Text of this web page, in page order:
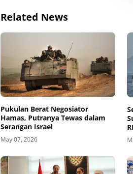
Related News
Pukulan Berat Negosiator
Hamas, Putranya Tewas dalam
Serangan Israel
May 07, 2026